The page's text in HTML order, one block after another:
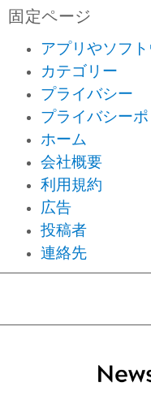
固定ページ
アプリやソフ
カテゴリー
プライバシー
プライバシー
ホーム
会社概要
利用規約
広告
投稿者
連絡先